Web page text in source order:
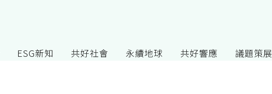
ESG新知 共好社會 永續地球 共好響應 議題策展